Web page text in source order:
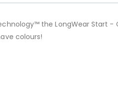
the LongWear Start
colours!